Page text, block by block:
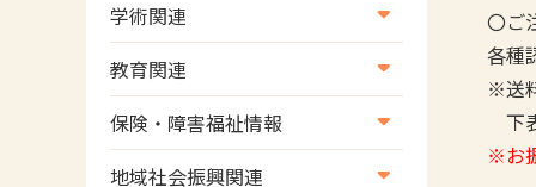
〇ご
各種
※送
下
※お
学術関連
学術・研究
学会
学術誌
教育関連
養成教育
生涯教育
保険・障害福祉情報
医療保険情報
地域社会振興関連